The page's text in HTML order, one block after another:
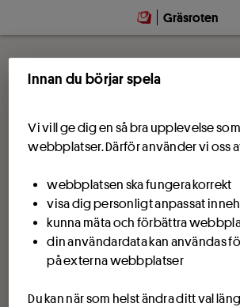
Gräsroten
Innan du börjar spela
Vi vill ge dig en så bra upplevelse
webbplatser. Därför använder vi oss
webbplatsen ska fungera korrekt
visa dig personligt anpassat
kunna mäta och förbättra
din användardata kan användas
på externa webbplatser
Du kan när som helst ändra ditt val